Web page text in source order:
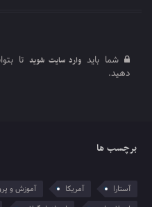
شما باید وارد سایت شوید تا
دهید.
برچسب ها
آستارا آمریکا آموزش و